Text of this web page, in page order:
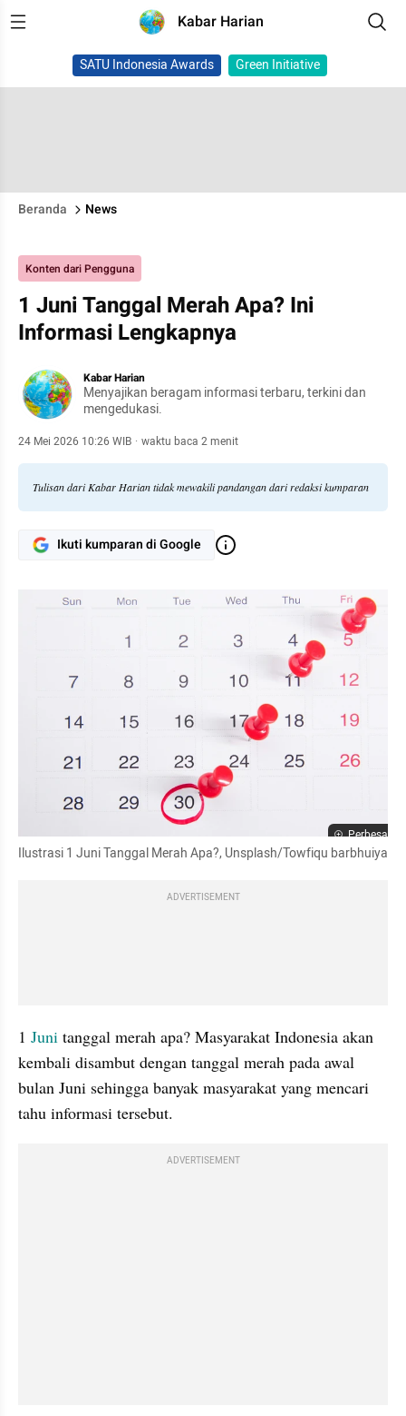
Kabar Harian
SATU Indonesia Awards Green Initiative
Beranda News
Konten dari Pengguna
1 Juni Tanggal Merah Apa? Ini
Informasi Lengkapnya
Kabar Harian
Menyajikan beragam informasi terbaru, terkini dan
mengedukasi.
24 Mei 2026 10:26 WIB · waktu baca 2 menit
Tulisan dari Kabar Harian tidak mewakili pandangan dari redaksi kumparan
Ikuti kumparan di Google
Perbesar
Ilustrasi 1 Juni Tanggal Merah Apa?, Unsplash/Towfiqu barbhuiya
ADVERTISEMENT
1 Juni tanggal merah apa? Masyarakat Indonesia akan
kembali disambut dengan tanggal merah pada awal
bulan Juni sehingga banyak masyarakat yang mencari
tahu informasi tersebut.
ADVERTISEMENT